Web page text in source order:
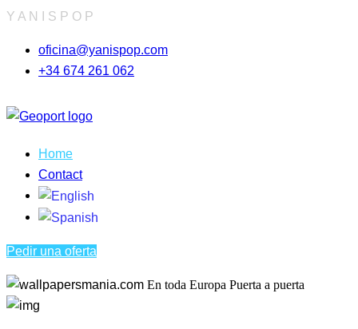
Y A N S P O P
oficina@yanispop.com
+34 674 261 062
Home
Contact
Pedir una oferta
En toda Europa Puerta a puerta